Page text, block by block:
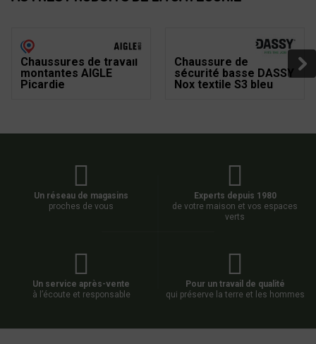
Chaussures de travail
montantes AIGLE
Picardie
Chaussure de
sécurité basse DASSY
Nox textile S3 bleu
Un réseau de magasins
proches de vous
Experts depuis 1980
de votre maison et vos espaces
verts
Un service après-vente
à l’écoute et responsable
Pour un travail de qualité
qui préserve la terre et les hommes